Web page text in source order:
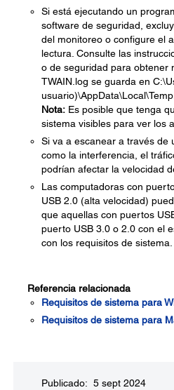
Si está ejecutando un
software de seguridad,
del monitoreo o configure el
lectura. Consulte las
o de seguridad para obtener
TWAIN.log se guarda en
usuario)\AppData\Local\Temp.
Nota: Es posible que tenga
sistema visibles para ver los
Si va a escanear a través de
como la interferencia, el
podrían afectar la velocidad
Las computadoras con
USB 2.0 (alta velocidad)
que aquellas con puertos
puerto USB 3.0 o 2.0 con el
con los requisitos de sistema.
Referencia relacionada
Requisitos de sistema para
Requisitos de sistema para
Publicado: 5 sept 2024